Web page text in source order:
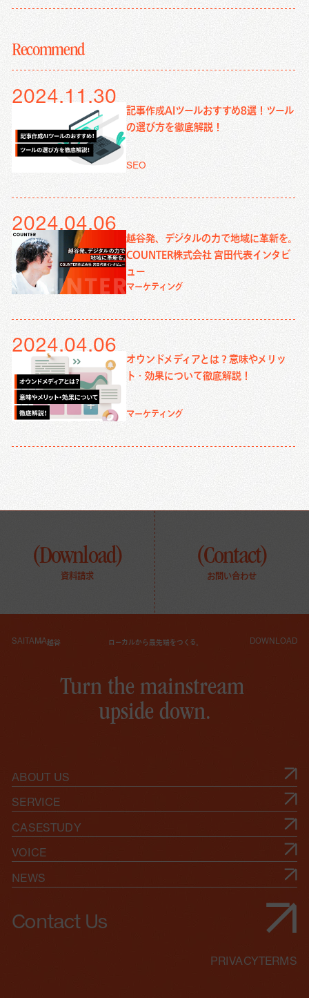
Recommend
2024.11.30
記事作成AIツールおすすめ8選！ツール
の選び方を徹底解説！
SEO
2024.04.06
越谷発、デジタルの力で地域に革新を。
COUNTER株式会社 宮田代表インタビ
ュー
マーケティング
2024.04.06
オウンドメディアとは？意味やメリッ
ト・効果について徹底解説！
マーケティング
(Download)
資料請求
(Contact)
お問い合わせ
SAITAMA越谷 ローカルから最先端をつくる。 DOWNLOAD
Turn the mainstream
upside down.
ABOUT US
SERVICE
CASESTUDY
VOICE
NEWS
Contact Us
PRIVACY TERMS